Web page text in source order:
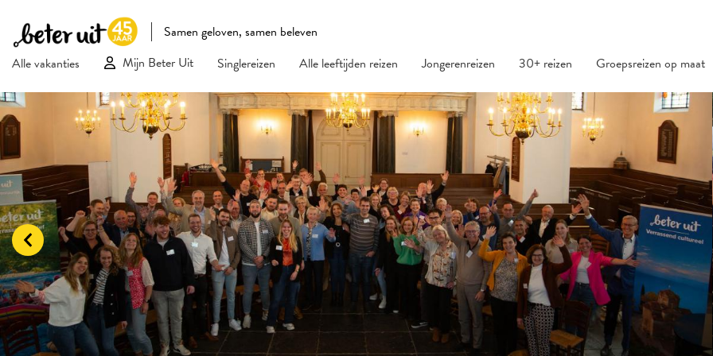
Samen geloven, samen beleven
Alle vakanties
Mijn Beter Uit Singlereizen Alle leeftijden reizen Jongerenreizen 30+ reizen Groepsreizen op maat